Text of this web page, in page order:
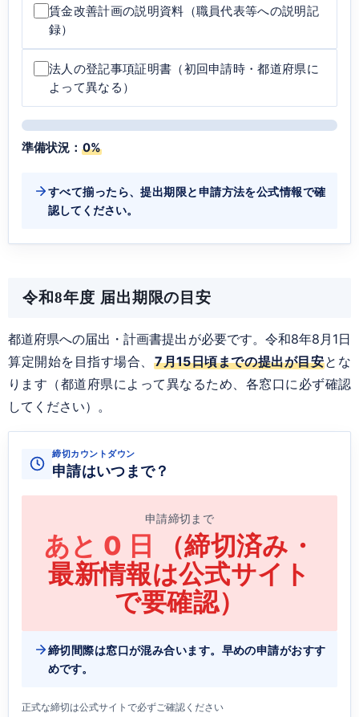
賃金改善計画の説明資料（職員代表等への説明記
録）
法人の登記事項証明書（初回申請時・都道府県に
よって異なる）
準備状況： 0%
すべて揃ったら、提出期限と申請方法を公式情報で確
認してください。
令和8年度 届出期限の目安
都道府県への届出・計画書提出が必要です。令和8年8月1日
算定開始を目指す場合、 7月15日頃までの提出が目安とな
ります（都道府県によって異なるため、各窓口に必ず確認
してください）。
締切カウントダウン
申請はいつまで？
申請締切まで
あと 0 日
（締切済み・
最新情報は公式サイト
で要確認）
締切間際は窓口が混み合います。早めの申請がおすす
めです。
正式な締切は公式サイトで必ずご確認ください